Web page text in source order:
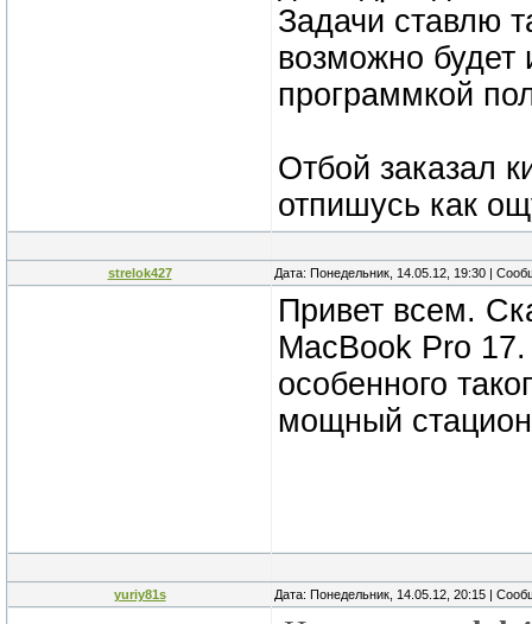
Задачи ставлю
возможно будет
программкой
Отбой заказал
отпишусь как
strelok427 Дата: Понедельник, 14.05.12, 19:30 |
Привет всем.
MacBook Pro
особенного
мощный
yuriy81s Дата: Понедельник, 14.05.12, 20:15 |